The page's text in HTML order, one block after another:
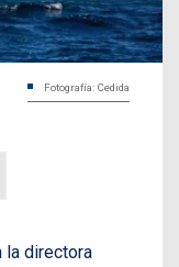
Fotografía: Cedida
la directora